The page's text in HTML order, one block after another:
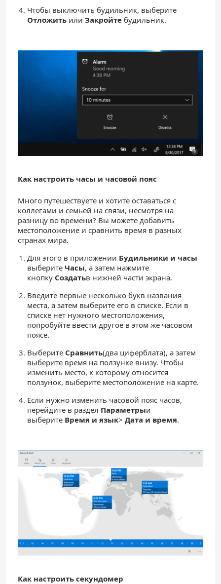
Чтобы выключить будильник, выберите
Отложить или Закройте будильник.
Как настроить часы и часовой пояс
Много путешествуете и хотите оставаться с
коллегами и семьей на связи, несмотря на
разницу во времени? Вы можете добавить
местоположение и сравнить время в разных
странах мира.
Для этого в приложении Будильники и часы
выберите Часы, а затем нажмите
кнопку Создатьв нижней части экрана.
Введите первые несколько букв названия
места, а затем выберите его в списке. Если в
списке нет нужного местоположения,
попробуйте ввести другое в этом же часовом
поясе.
Выберите Сравнить(два циферблата), а затем
выберите время на ползунке внизу. Чтобы
изменить место, к которому относится
ползунок, выберите местоположение на карте.
Если нужно изменить часовой пояс часов,
перейдите в раздел Параметрыи
выберите Время и язык> Дата и время.
Как настроить секундомер